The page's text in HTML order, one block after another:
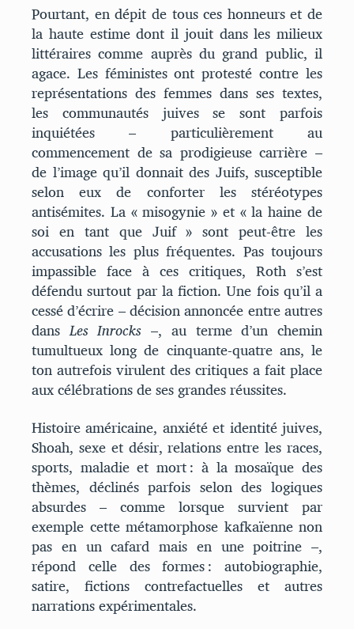
Pourtant, en dépit de tous ces honneurs et de
la haute estime dont il jouit dans les milieux
littéraires comme auprès du grand public, il
agace. Les féministes ont protesté contre les
représentations des femmes dans ses textes,
les communautés juives se sont parfois
inquiétées – particulièrement au
commencement de sa prodigieuse carrière –
de l’image qu’il donnait des Juifs, susceptible
selon eux de conforter les stéréotypes
antisémites. La « misogynie » et « la haine de
soi en tant que Juif » sont peut-être les
accusations les plus fréquentes. Pas toujours
impassible face à ces critiques, Roth s’est
défendu surtout par la fiction. Une fois qu’il a
cessé d’écrire – décision annoncée entre autres
dansLes Inrocks –, au terme d’un chemin
tumultueux long de cinquante-quatre ans, le
ton autrefois virulent des critiques a fait place
aux célébrations de ses grandes réussites.
Histoire américaine, anxiété et identité juives,
Shoah, sexe et désir, relations entre les races,
sports, maladie et mort : à la mosaïque des
thèmes, déclinés parfois selon des logiques
absurdes – comme lorsque survient par
exemple cette métamorphose kafkaïenne non
pas en un cafard mais en une poitrine –,
répond celle des formes : autobiographie,
satire, fictions contrefactuelles et autres
narrations expérimentales.